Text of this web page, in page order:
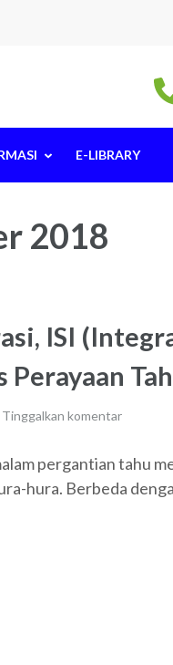
E-LIBRARY
2018
ISI
Perayaan
Tinggalkan komentar
pergantian tahu
hura. Berbeda